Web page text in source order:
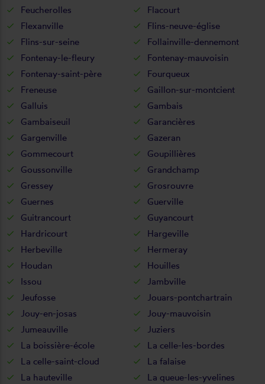
Feucherolles
Flacourt
Flexanville
Flins-neuve-église
Flins-sur-seine
Follainville-dennemont
Fontenay-le-fleury
Fontenay-mauvoisin
Fontenay-saint-père
Fourqueux
Freneuse
Gaillon-sur-montcient
Galluis
Gambais
Gambaiseuil
Garancières
Gargenville
Gazeran
Gommecourt
Goupillières
Goussonville
Grandchamp
Gressey
Grosrouvre
Guernes
Guerville
Guitrancourt
Guyancourt
Hardricourt
Hargeville
Herbeville
Hermeray
Houdan
Houilles
Issou
Jambville
Jeufosse
Jouars-pontchartrain
Jouy-en-josas
Jouy-mauvoisin
Jumeauville
Juziers
La boissière-école
La celle-les-bordes
La celle-saint-cloud
La falaise
La hauteville
La queue-les-yvelines